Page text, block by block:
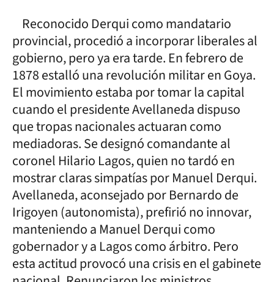
Reconocido Derqui como mandatario
provincial, procedió a incorporar liberales al
gobierno, pero ya era tarde. En febrero de
1878 estalló una revolución militar en Goya.
El movimiento estaba por tomar la capital
cuando el presidente Avellaneda dispuso
que tropas nacionales actuaran como
mediadoras. Se designó comandante al
coronel Hilario Lagos, quien no tardó en
mostrar claras simpatías por Manuel Derqui.
Avellaneda, aconsejado por Bernardo de
Irigoyen (autonomista), prefirió no innovar,
manteniendo a Manuel Derqui como
gobernador y a Lagos como árbitro. Pero
esta actitud provocó una crisis en el gabinete